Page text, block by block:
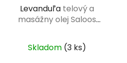
Levanduľa telový a
masážny olej Saloos
Skladom (3 ks)